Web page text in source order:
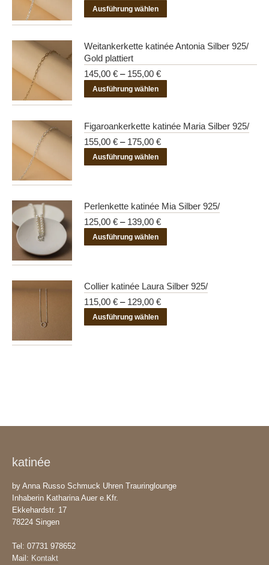
Optionen
auf
der
Produktseite
gewählt
Ausführung wählen
mehrere
Varianten
auf.
Die
können
werden
Weitankerkette katinée Antonia Silber 925/
Gold plattiert
145,00 € – 155,00 €
Ausführung wählen
mehrere
Varianten
auf.
können
werden
Figaroankerkette katinée Maria Silber 925/
155,00 € – 175,00 €
Ausführung wählen
mehrere
Varianten
auf.
Die
auf
der
Perlenkette katinée Mia Silber 925/
125,00 € – 139,00 €
Ausführung wählen
mehrere
Varianten
auf.
Die
Collier katinée Laura Silber 925/
115,00 € – 129,00 €
Ausführung wählen
katinée
by Anna Russo Schmuck Uhren Trauringlounge
Inhaberin Katharina Auer e.Kfr.
Ekkehardstr. 17
78224 Singen
Tel: 07731 978652
Mail: Kontakt